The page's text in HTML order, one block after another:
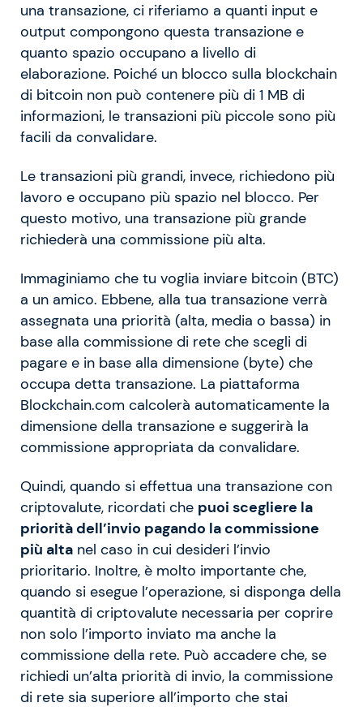
una transazione, ci riferiamo a quanti input e
output compongono questa transazione e
quanto spazio occupano a livello di
elaborazione. Poiché un blocco sulla blockchain
di bitcoin non può contenere più di 1 MB di
informazioni, le transazioni più piccole sono più
facili da convalidare.
Le transazioni più grandi, invece, richiedono più
lavoro e occupano più spazio nel blocco. Per
questo motivo, una transazione più grande
richiederà una commissione più alta.
Immaginiamo che tu voglia inviare bitcoin (BTC)
a un amico. Ebbene, alla tua transazione verrà
assegnata una priorità (alta, media o bassa) in
base alla commissione di rete che scegli di
pagare e in base alla dimensione (byte) che
occupa detta transazione. La piattaforma
Blockchain.com calcolerà automaticamente la
dimensione della transazione e suggerirà la
commissione appropriata da convalidare.
Quindi, quando si effettua una transazione con
criptovalute, ricordati che puoi scegliere la
priorità dell’invio pagando la commissione
più alta nel caso in cui desideri l’invio
prioritario. Inoltre, è molto importante che,
quando si esegue l’operazione, si disponga della
quantità di criptovalute necessaria per coprire
non solo l’importo inviato ma anche la
commissione della rete. Può accadere che, se
richiedi un’alta priorità di invio, la commissione
di rete sia superiore all’importo che stai